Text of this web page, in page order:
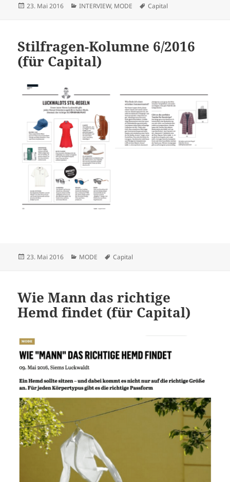
Veröffentlicht
23. Mai 2016 Kategorien
INTERVIEW, MODE Schlagwörter
Capital
Stilfragen-Kolumne 6/2016
(für Capital)
Veröffentlicht
23. Mai 2016 Kategorien
MODE Schlagwörter
Capital
Wie Mann das richtige
Hemd findet (für Capital)